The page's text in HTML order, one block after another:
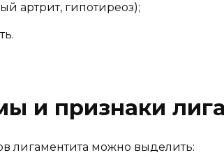
артрит, гипотиреоз);
и признаки
лигаментита можно выделить: